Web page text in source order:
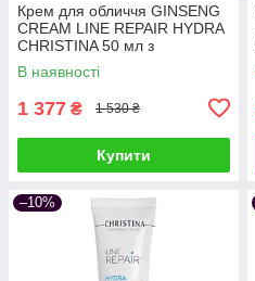
Крем для обличчя GINSENG
CREAM LINE REPAIR HYDRA
CHRISTINA 50 мл з
екстрактом женьшеню
зволожуючий, відновлюючий
В наявності
1 377 ₴ 1 530 ₴
Купити
–10%